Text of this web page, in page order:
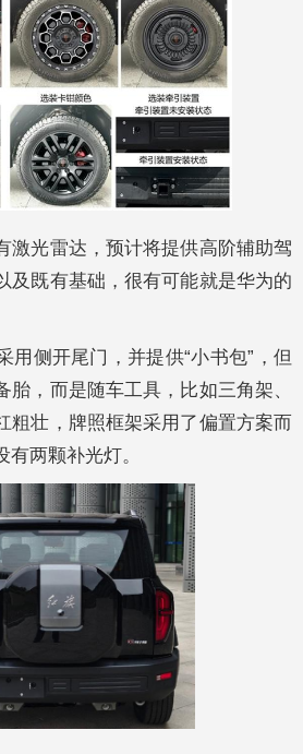
光雷达，预计将提供高阶辅助驾
及既有基础，很有可能就是华为的
侧开尾门，并提供“小书包”，但
胎，而是随车工具，比如三角架、
粗壮，牌照框架采用了偏置方案而
两颗补光灯。